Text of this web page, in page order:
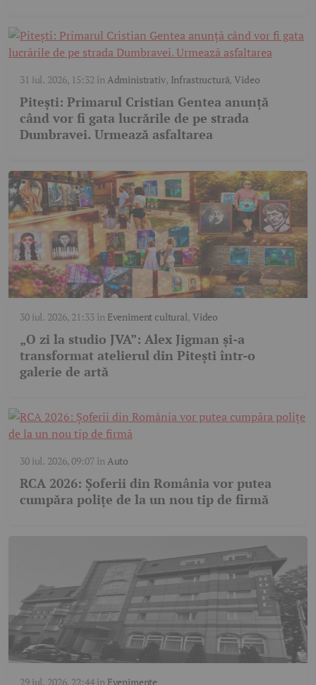
31 iul. 2026, 15:32 înAdministrativ, Infrastructură,Video
Pitești: Primarul Cristian Gentea anunță
când vor fi gata lucrările de pe strada
Dumbravei. Urmează asfaltarea
30 iul. 2026, 21:33în Eveniment cultural, Video
„O zi la studio JVA”: Alex Jigman și-a
transformat atelierul din Pitești într-o
galerie de artă
30 iul. 2026, 09:07înAuto
RCA 2026: Șoferii din România vor putea
cumpăra polițe de la un nou tip de firmă
29 iul. 2026, 22:44în Evenimente